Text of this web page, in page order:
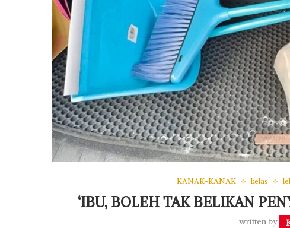
KANAK-KANAK kelas
‘IBU, BOLEH TAK BELIKAN
written by